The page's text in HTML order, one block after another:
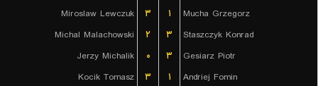
Miroslaw Lewczuk
۳ ۱
Mucha Grzegorz
Michal Malachowski
۲ ۳
Staszczyk Konrad
Jerzy Michalik
۰ ۳
Gesiarz Piotr
Kocik Tomasz
۳ ۱
Andriej Fomin